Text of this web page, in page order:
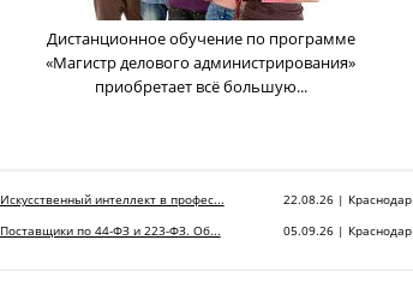
Дистанционное обучение по программе
«Магистр делового администрирования»
приобретает всё большую...
Искусственный интеллект в профес... 22.08.26 | Краснодар
Поставщики по 44-ФЗ и 223-ФЗ. Об... 05.09.26 | Краснодар